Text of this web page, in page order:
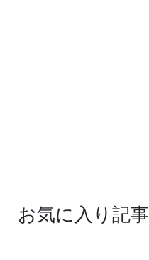
お気に入り記事